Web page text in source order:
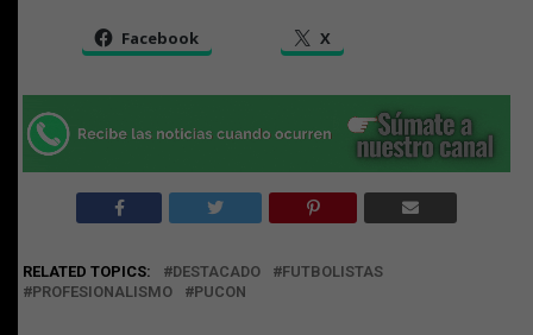
Facebook X
RELATED TOPICS: DESTACADO
FUTBOLISTAS
PROFESIONALISMO
PUCON